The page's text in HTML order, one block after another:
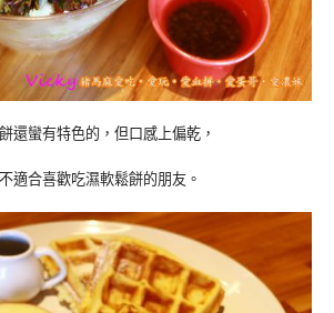
還蠻有特色的，但口感上偏乾，
適合喜歡吃濕軟鬆餅的朋友。